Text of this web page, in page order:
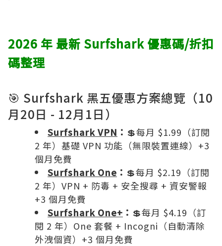
2026 年 最新 Surfshark 優惠碼/折扣
碼整理
🎯 Surfshark 黑五優惠方案總覽（10
月20日 - 12月1日）
Surfshark VPN ： 💲每月 $1.99（訂閱
2 年）基礎 VPN 功能（無限裝置連線）+3
個月免費
Surfshark One ： 💲每月 $2.19（訂閱
2 年）VPN + 防毒 + 安全搜尋 + 資安警報
+3 個月免費
Surfshark One+ ： 💲每月 $4.19（訂
閱 2 年）One 套餐 + Incogni（自動清除
外洩個資）+3 個月免費